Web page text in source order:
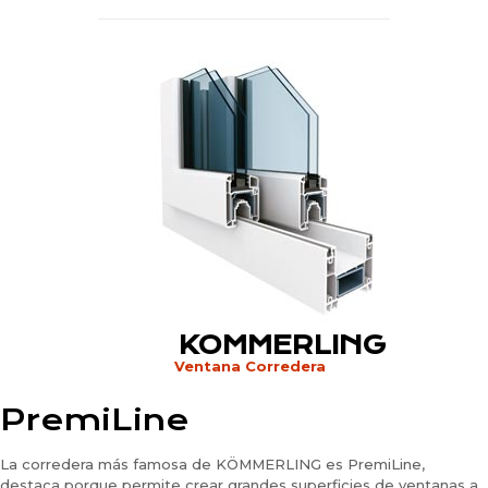
KOMMERLING
Ventana Corredera
PremiLine
La corredera más famosa de KÖMMERLING es PremiLine,
destaca porque permite crear grandes superficies de ventanas a